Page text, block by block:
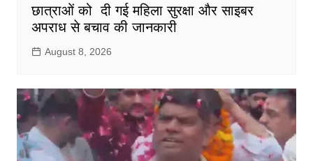
छात्राओं को दी गई महिला सुरक्षा और साइबर
अपराध से बचाव की जानकारी
August 8, 2026